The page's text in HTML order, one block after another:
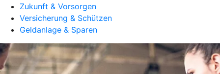
Zukunft & Vorsorgen
Versicherung & Schützen
Geldanlage & Sparen